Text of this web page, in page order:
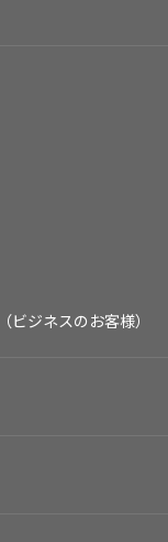
ビジネスのお客様）